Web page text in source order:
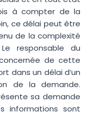
à compter de la
ce délai peut être
de la complexité
responsable du
de cette
dans un délai d’un
de la demande.
sa demande
informations sont